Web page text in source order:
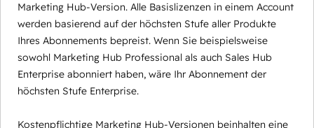
Marketing Hub-Version. Alle Basislizenzen in einem Account
werden basierend auf der höchsten Stufe aller Produkte
Ihres Abonnements bepreist. Wenn Sie beispielsweise
sowohl Marketing Hub Professional als auch Sales Hub
Enterprise abonniert haben, wäre Ihr Abonnement der
höchsten Stufe Enterprise.
Kostenpflichtige Marketing Hub-Versionen beinhalten eine